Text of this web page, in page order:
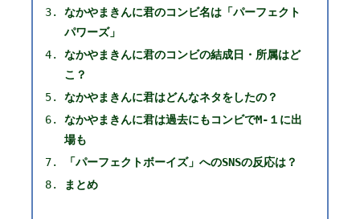
なかやまきんに君のコンビ名は「パーフェクト
パワーズ」
なかやまきんに君のコンビの結成日・所属はど
こ？
なかやまきんに君はどんなネタをしたの？
なかやまきんに君は過去にもコンビでM-１に出
場も
「パーフェクトボーイズ」へのSNSの反応は？
まとめ